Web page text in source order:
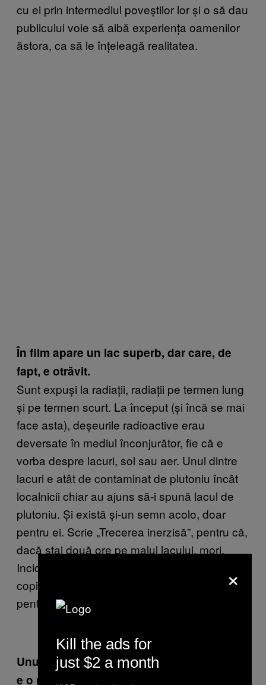
cu ei prin intermediul poveștilor lor și o să dau
publicului voie să aibă experiența oamenilor
ăstora, ca să le înțeleagă realitatea.
În film apare un lac superb, dar care, de
fapt, e otrăvit.
Sunt expuși la radiații, radiații pe termen lung
și pe termen scurt. La început (și încă se mai
face asta), deșeurile radioactive erau
deversate în mediul înconjurător, fie că e
vorba despre lacuri, sol sau aer. Unul dintre
lacuri e atât de contaminat de plutoniu încât
localnicii chiar au ajuns să-i spună lacul de
plutoniu. Și există și-un semn acolo, doar
pentru ei. Scrie „Trecerea inerzisă”, pentru că,
dacă stai două ore pe malul lacului, mori.
Incidența cancerului e uriașă și li se nasc
copiii bolnavi de cancer. Mor de cancer. Dar
pentru ei, e parte din viață.
Unul dintre personajele principale din film
e o mamă singură, care e și avocat pe
×
Kill the ads for
just $2 a month